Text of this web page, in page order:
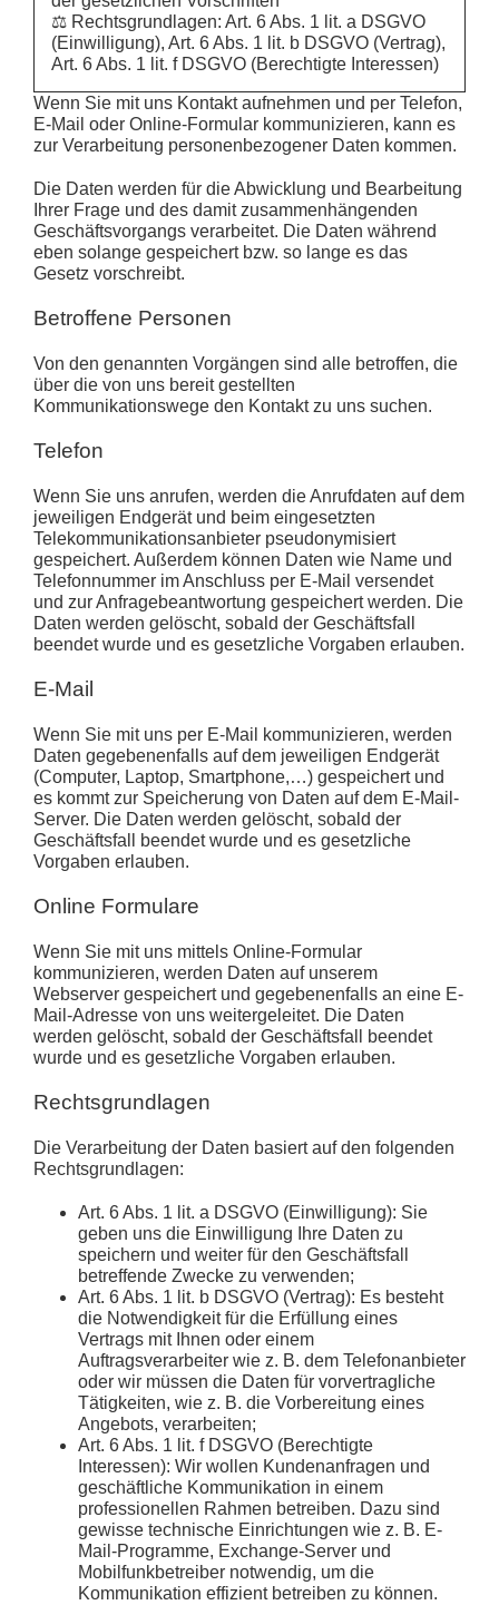
⚖️ Rechtsgrundlagen: Art. 6 Abs. 1 lit. a DSGVO
(Einwilligung), Art. 6 Abs. 1 lit. b DSGVO (Vertrag),
Art. 6 Abs. 1 lit. f DSGVO (Berechtigte Interessen)
Wenn Sie mit uns Kontakt aufnehmen und per Telefon,
E-Mail oder Online-Formular kommunizieren, kann es
zur Verarbeitung personenbezogener Daten kommen.
Die Daten werden für die Abwicklung und Bearbeitung
Ihrer Frage und des damit zusammenhängenden
Geschäftsvorgangs verarbeitet. Die Daten während
eben solange gespeichert bzw. so lange es das
Gesetz vorschreibt.
Betroffene Personen
Von den genannten Vorgängen sind alle betroffen, die
über die von uns bereit gestellten
Kommunikationswege den Kontakt zu uns suchen.
Telefon
Wenn Sie uns anrufen, werden die Anrufdaten auf dem
jeweiligen Endgerät und beim eingesetzten
Telekommunikationsanbieter pseudonymisiert
gespeichert. Außerdem können Daten wie Name und
Telefonnummer im Anschluss per E-Mail versendet
und zur Anfragebeantwortung gespeichert werden. Die
Daten werden gelöscht, sobald der Geschäftsfall
beendet wurde und es gesetzliche Vorgaben erlauben.
E-Mail
Wenn Sie mit uns per E-Mail kommunizieren, werden
Daten gegebenenfalls auf dem jeweiligen Endgerät
(Computer, Laptop, Smartphone,…) gespeichert und
es kommt zur Speicherung von Daten auf dem E-Mail-
Server. Die Daten werden gelöscht, sobald der
Geschäftsfall beendet wurde und es gesetzliche
Vorgaben erlauben.
Online Formulare
Wenn Sie mit uns mittels Online-Formular
kommunizieren, werden Daten auf unserem
Webserver gespeichert und gegebenenfalls an eine E-
Mail-Adresse von uns weitergeleitet. Die Daten
werden gelöscht, sobald der Geschäftsfall beendet
wurde und es gesetzliche Vorgaben erlauben.
Rechtsgrundlagen
Die Verarbeitung der Daten basiert auf den folgenden
Rechtsgrundlagen:
Art. 6 Abs. 1 lit. a DSGVO (Einwilligung): Sie
geben uns die Einwilligung Ihre Daten zu
speichern und weiter für den Geschäftsfall
betreffende Zwecke zu verwenden;
Art. 6 Abs. 1 lit. b DSGVO (Vertrag): Es besteht
die Notwendigkeit für die Erfüllung eines
Vertrags mit Ihnen oder einem
Auftragsverarbeiter wie z. B. dem Telefonanbieter
oder wir müssen die Daten für vorvertragliche
Tätigkeiten, wie z. B. die Vorbereitung eines
Angebots, verarbeiten;
Art. 6 Abs. 1 lit. f DSGVO (Berechtigte
Interessen): Wir wollen Kundenanfragen und
geschäftliche Kommunikation in einem
professionellen Rahmen betreiben. Dazu sind
gewisse technische Einrichtungen wie z. B. E-
Mail-Programme, Exchange-Server und
Mobilfunkbetreiber notwendig, um die
Kommunikation effizient betreiben zu können.